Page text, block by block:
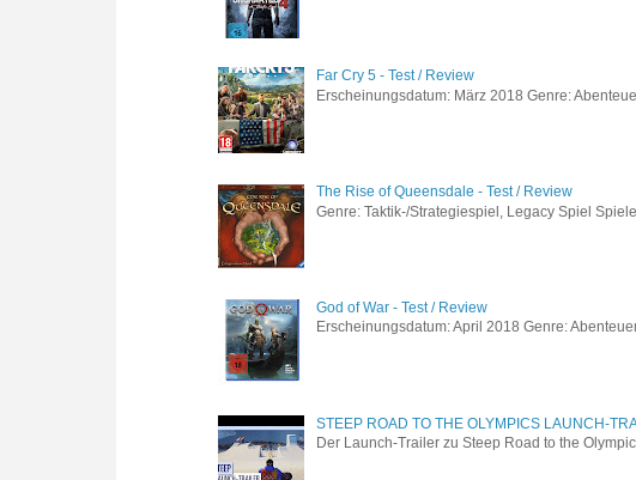
Far Cry 5 - Test / Review
Erscheinungsdatum: März 2018 Genre:
The Rise of Queensdale - Test / Review
Genre: Taktik-/Strategiespiel, Legacy Spiel
God of War - Test / Review
Erscheinungsdatum: April 2018 Genre:
STEEP ROAD TO THE OLYMPICS LAUNCH-
Der Launch-Trailer zu Steep Road to the